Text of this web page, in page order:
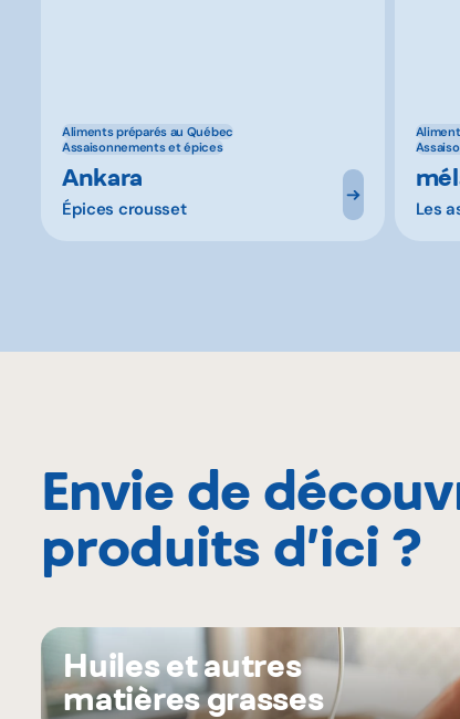
Aliments préparés au Québec
Assaisonnements et épices
Ankara
Épices crousset Les
Envie de
produits d’ici ?
Huiles et autres
matières grasses